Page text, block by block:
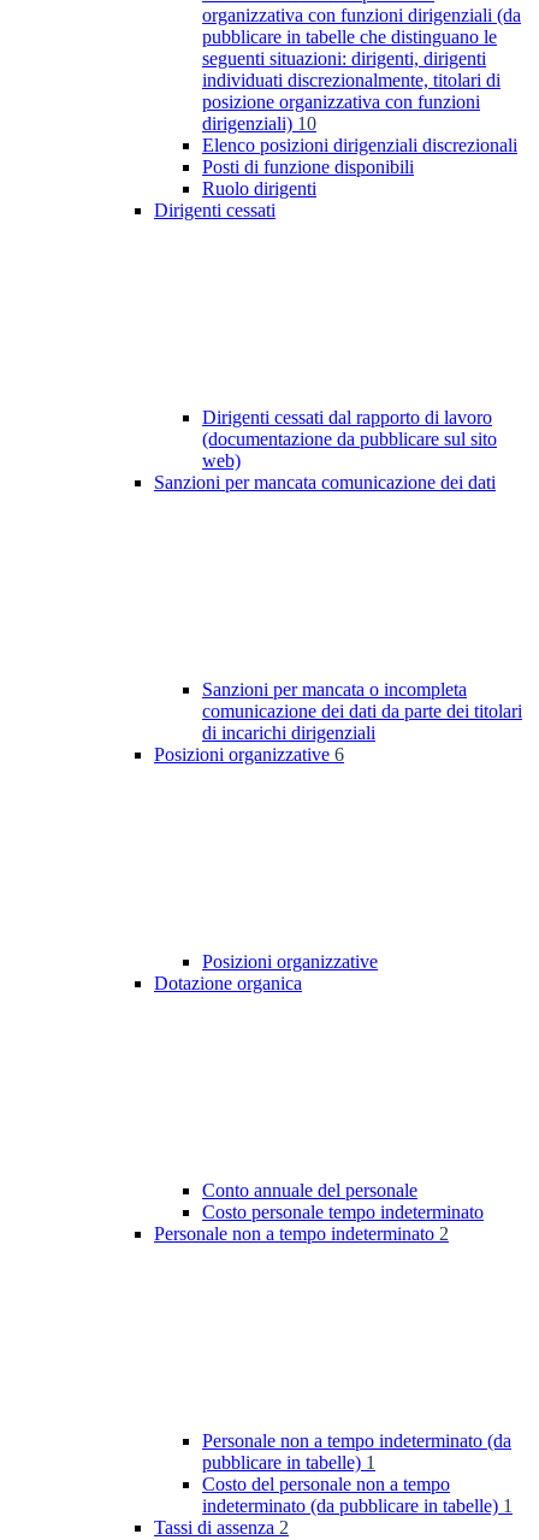
organizzativa con funzioni dirigenziali (da
pubblicare in tabelle che distinguano le
seguenti situazioni: dirigenti, dirigenti
individuati discrezionalmente, titolari di
posizione organizzativa con funzioni
dirigenziali) 10
Elenco posizioni dirigenziali discrezionali
Posti di funzione disponibili
Ruolo dirigenti
Dirigenti cessati
Dirigenti cessati dal rapporto di lavoro
(documentazione da pubblicare sul sito
web)
Sanzioni per mancata comunicazione dei dati
Sanzioni per mancata o incompleta
comunicazione dei dati da parte dei titolari
di incarichi dirigenziali
Posizioni organizzative 6
Posizioni organizzative
Dotazione organica
Conto annuale del personale
Costo personale tempo indeterminato
Personale non a tempo indeterminato 2
Personale non a tempo indeterminato (da
pubblicare in tabelle) 1
Costo del personale non a tempo
indeterminato (da pubblicare in tabelle) 1
Tassi di assenza 2